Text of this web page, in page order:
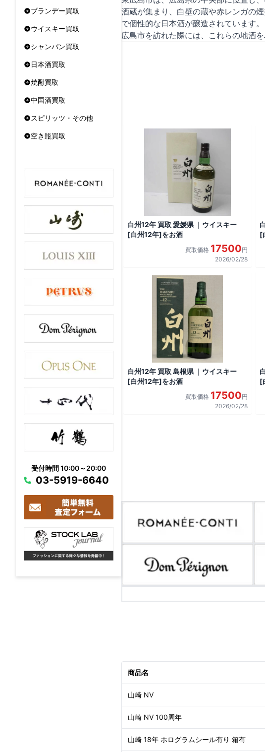
ブランデー買取
ウイスキー買取
シャンパン買取
日本酒買取
焼酎買取
中国酒買取
スピリッツ・その他
空き瓶買取
受付時間 10:00～20:00
03-5919-6640
酒蔵が集まり、白壁の蔵や赤レンガの
で個性的な日本酒が醸造されています
広島市を訪れた際には、これらの地酒
白州12年 買取 愛媛県 ｜ウイスキー
[白州12年]をお酒
買取価格 17500円
2026/02/28
[
白州12年 買取 島根県 ｜ウイスキー
[白州12年]をお酒
買取価格 17500円
2026/02/28
[
商品名
山崎 NV
山崎 NV 100周年
山崎 18年 ホログラムシール有り 箱有